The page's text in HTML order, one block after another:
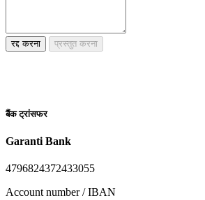
रद्द करना प्रस्तुत करना
बैंक ट्रांसफर
Garanti Bank
4796824372433055
Account number / IBAN